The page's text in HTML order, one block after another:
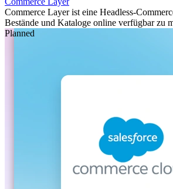
Commerce Layer ist eine Headless-
Bestände und Kataloge online verfügbar zu
Planned